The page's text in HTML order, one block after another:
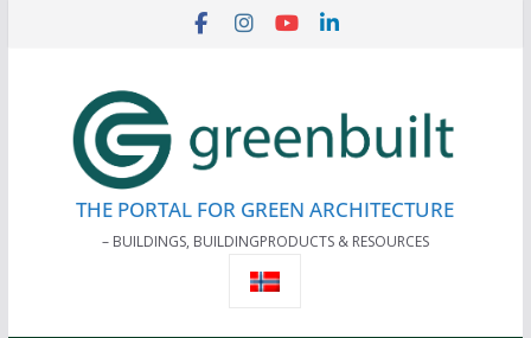
THE PORTAL FOR GREEN ARCHITECTURE
– BUILDINGS, BUILDINGPRODUCTS & RESOURCES